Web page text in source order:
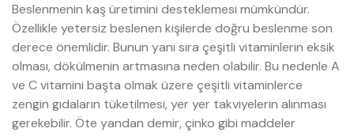
Beslenmenin kaş üretimini desteklemesi mümkündür.
Özellikle yetersiz beslenen kişilerde doğru beslenme son
derece önemlidir. Bunun yanı sıra çeşitli vitaminlerin eksik
olması, dökülmenin artmasına neden olabilir. Bu nedenle A
ve C vitamini başta olmak üzere çeşitli vitaminlerce
zengin gıdaların tüketilmesi, yer yer takviyelerin alınması
gerekebilir. Öte yandan demir, çinko gibi maddeler